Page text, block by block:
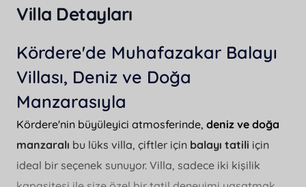
Villa Detayları
Kördere'de Muhafazakar Balayı
Villası, Deniz ve Doğa
Manzarasıyla
Kördere'nin büyüleyici atmosferinde, deniz ve doğa
manzaralı bu lüks villa, çiftler için balayı tatili için
ideal bir seçenek sunuyor. Villa, sadece iki kişilik